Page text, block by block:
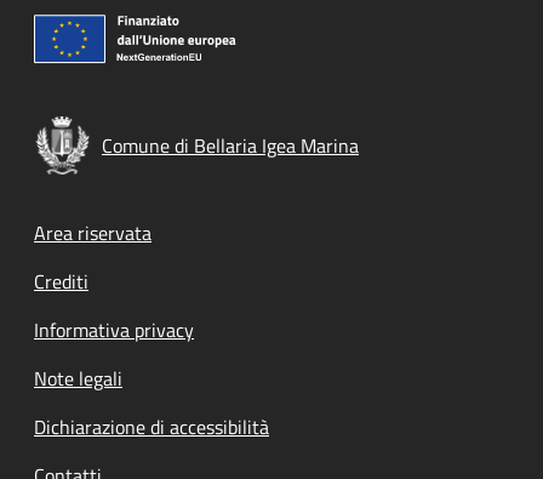
Comune di Bellaria Igea Marina
Footer menu
Area riservata
Crediti
Informativa privacy
Note legali
Dichiarazione di accessibilità